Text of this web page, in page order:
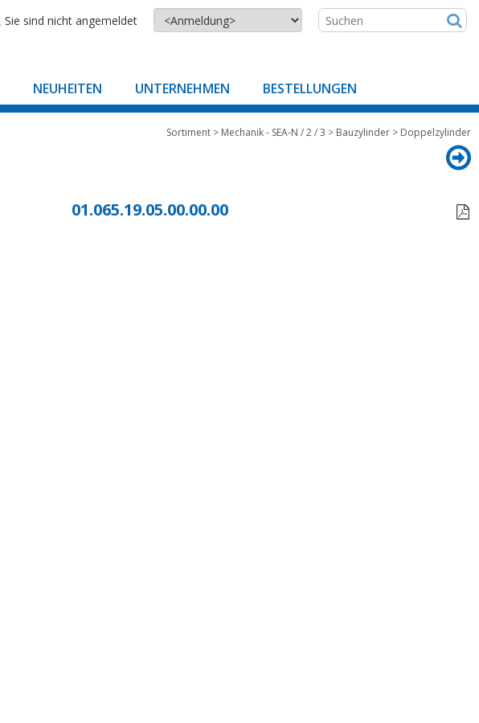
Sie sind nicht angemeldet
NEUHEITEN UNTERNEHMEN BESTELLUNGEN
Sortiment > Mechanik - SEA-N / 2 / 3 > Bauzylinder > Doppelzylinder
01.065.19.05.00.00.00
